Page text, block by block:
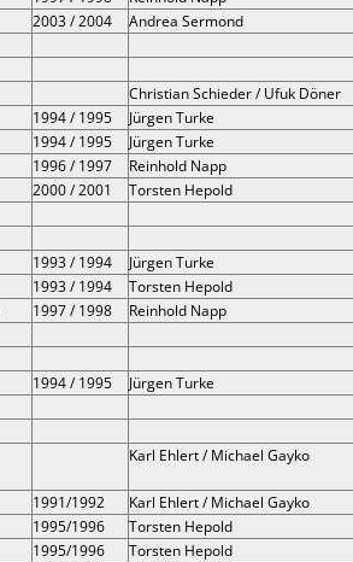
2003 / 2004 Andrea Sermond
Christian Schieder / Ufuk Döner
1994 / 1995 Jürgen Turke
1994 / 1995 Jürgen Turke
1996 / 1997 Reinhold Napp
2000 / 2001 Torsten Hepold
1993 / 1994 Jürgen Turke
1993 / 1994 Torsten Hepold
1997 / 1998 Reinhold Napp
1994 / 1995 Jürgen Turke
Karl Ehlert / Michael Gayko
1991/1992 Karl Ehlert / Michael Gayko
1995/1996 Torsten Hepold
1995/1996 Torsten Hepold